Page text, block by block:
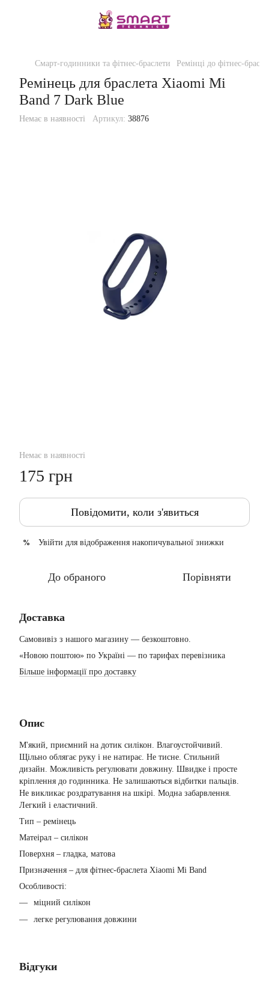
Смарт-годинники та фітнес-браслети Ремінці до фітнес-
Ремінець для браслета Xiaomi Mi
Band 7 Dark Blue
Немає в наявності Артикул: 38876
Немає в наявності
175 грн
Повідомити, коли з'явиться
% Увійти для відображення накопичувальної знижки
До обраного Порівняти
Доставка
Самовивіз з нашого магазину — безкоштовно.
«Новою поштою» по Україні — по тарифах перевізника
Більше інформації про доставку
Опис
М'який, приємний на дотик силікон. Влагоустойчивий.
Щільно облягає руку і не натирає. Не тисне. Стильний
дизайн. Можливість регулювати довжину. Швидке і просте
кріплення до годинника. Не залишаються відбитки пальців.
Не викликає роздратування на шкірі. Модна забарвлення.
Легкий і еластичний.
Тип – ремінець
Матеірал – силікон
Поверхня – гладка, матова
Призначення – для фітнес-браслета Xiaomi Mi Band
Особливості:
міцний силікон
легке регулювання довжини
Відгуки